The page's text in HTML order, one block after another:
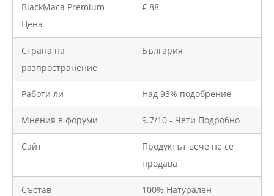
BlackMaca Premium
Цена
€ 88
Страна на
разпространение
България
Работи ли Над 93% подобрение
Мнения в форуми 9.7/10 - Чети Подробно
Сайт
Продуктът вече не се
продава
Състав 100% Натурален